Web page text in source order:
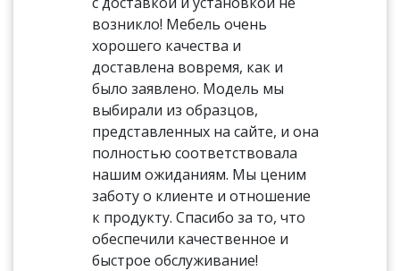
возникло! Мебель очень
хорошего качества и
доставлена вовремя, как и
было заявлено. Модель мы
выбирали из образцов,
представленных на сайте, и она
полностью соответствовала
нашим ожиданиям. Мы ценим
заботу о клиенте и отношение
к продукту. Спасибо за то, что
обеспечили качественное и
быстрое обслуживание!